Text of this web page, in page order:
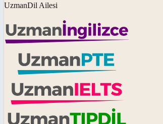
UzmanDil Ailesi